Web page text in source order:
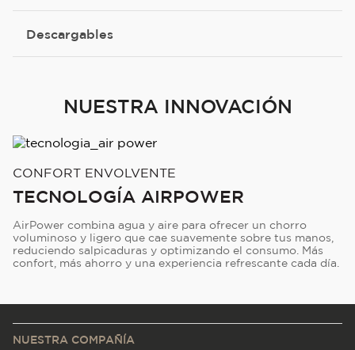
Descargables
NUESTRA INNOVACIÓN
CONFORT ENVOLVENTE
TECNOLOGÍA AIRPOWER
AirPower combina agua y aire para ofrecer un chorro
voluminoso y ligero que cae suavemente sobre tus manos,
reduciendo salpicaduras y optimizando el consumo. Más
confort, más ahorro y una experiencia refrescante cada día.
NUESTRA COMPAÑÍA